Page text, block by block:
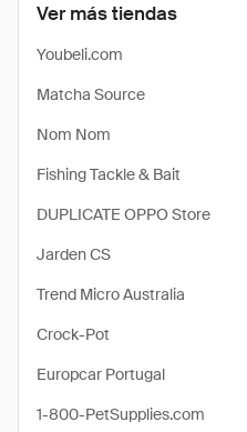
Ver más tiendas
Youbeli.com
Matcha Source
Nom Nom
Fishing Tackle & Bait
DUPLICATE OPPO Store
Jarden CS
Trend Micro Australia
Crock-Pot
Europcar Portugal
1-800-PetSupplies.com